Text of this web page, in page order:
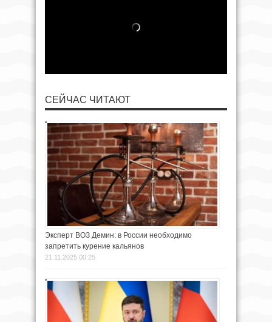
СЕЙЧАС ЧИТАЮТ
Эксперт ВОЗ Демин: в России необходимо
запретить курение кальянов
21.11.2025 00:25